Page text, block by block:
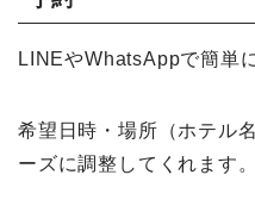
LINEやWhatsAppで簡単
希望日時・場所（ホテル
ーズに調整してくれます。